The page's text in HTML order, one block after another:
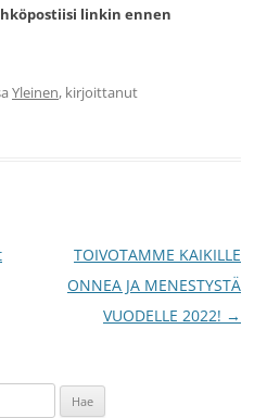
linkin ennen
Yleinen, kirjoittanut
TOIVOTAMME KAIKILLE
ONNEA JA MENESTYSTÄ
VUODELLE 2022! →